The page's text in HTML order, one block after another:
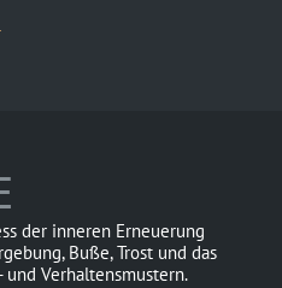
der inneren Erneuerung
Buße, Trost und das
und Verhaltensmustern.